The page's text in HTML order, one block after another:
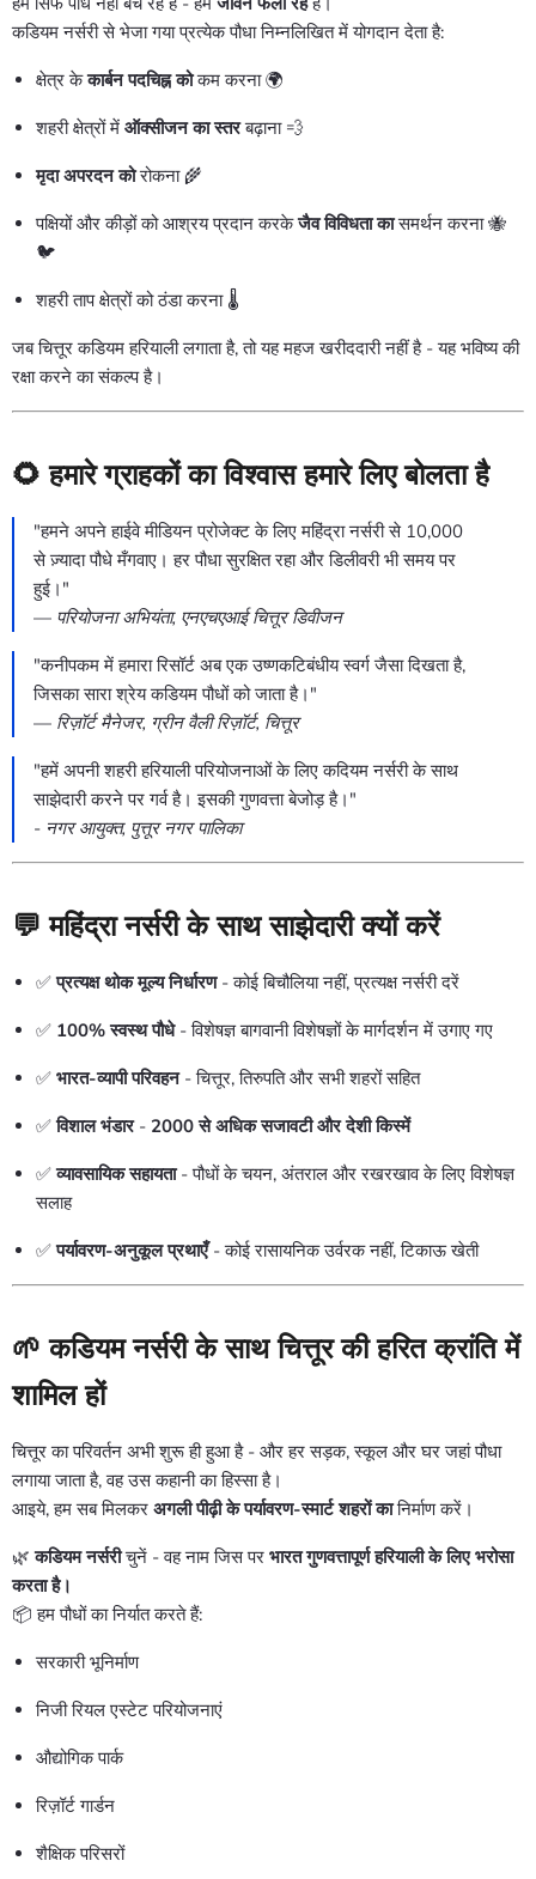
कडियम नर्सरी से भेजा गया प्रत्येक पौधा निम्नलिखित में योगदान देता है:
क्षेत्र केकार्बन पदचिह्न कोकम करना 🌍
शहरी क्षेत्रों में ऑक्सीजन का स्तरबढ़ाना 💨
मृदा अपरदन कोरोकना 🌾
पक्षियों और कीड़ों को आश्रय प्रदान करकेजैव विविधता कासमर्थन करना 🐝
🐦
शहरी ताप क्षेत्रों को ठंडा करना 🌡️
जब चित्तूर कडियम हरियाली लगाता है, तो यह महज खरीददारी नहीं है - यह भविष्य की
रक्षा करने का संकल्प है।
🌻हमारे ग्राहकों का विश्वास हमारे लिए बोलता है
"हमने अपने हाईवे मीडियन प्रोजेक्ट के लिए महिंद्रा नर्सरी से 10,000
से ज़्यादा पौधे मँगवाए। हर पौधा सुरक्षित रहा और डिलीवरी भी समय पर
हुई।"
— परियोजना अभियंता, एनएचएआई चित्तूर डिवीजन
"कनीपकम में हमारा रिसॉर्ट अब एक उष्णकटिबंधीय स्वर्ग जैसा दिखता है,
जिसका सारा श्रेय कडियम पौधों को जाता है।"
— रिज़ॉर्ट मैनेजर, ग्रीन वैली रिज़ॉर्ट, चित्तूर
"हमें अपनी शहरी हरियाली परियोजनाओं के लिए कदियम नर्सरी के साथ
साझेदारी करने पर गर्व है। इसकी गुणवत्ता बेजोड़ है।"
- नगर आयुक्त, पुत्तूर नगर पालिका
💬महिंद्रा नर्सरी के साथ साझेदारी क्यों करें
✅प्रत्यक्ष थोक मूल्य निर्धारण- कोई बिचौलिया नहीं, प्रत्यक्ष नर्सरी दरें
✅ 100% स्वस्थ पौधे- विशेषज्ञ बागवानी विशेषज्ञों के मार्गदर्शन में उगाए गए
✅ भारत-व्यापी परिवहन- चित्तूर, तिरुपति और सभी शहरों सहित
✅विशाल भंडार- 2000 से अधिक सजावटी और देशी किस्में
✅व्यावसायिक सहायता- पौधों के चयन, अंतराल और रखरखाव के लिए विशेषज्ञ
सलाह
✅पर्यावरण-अनुकूल प्रथाएँ- कोई रासायनिक उर्वरक नहीं, टिकाऊ खेती
🌱कडियम नर्सरी के साथ चित्तूर की हरित क्रांति में
शामिल हों
चित्तूर का परिवर्तन अभी शुरू ही हुआ है - और हर सड़क, स्कूल और घर जहां पौधा
लगाया जाता है, वह उस कहानी का हिस्सा है।
आइये, हम सब मिलकर अगली पीढ़ी के पर्यावरण-स्मार्ट शहरों कानिर्माण करें।
🌿कडियम नर्सरीचुनें - वह नाम जिस पर भारत गुणवत्तापूर्ण हरियाली के लिए भरोसा
करता है।
📦 हम पौधों का निर्यात करते हैं:
सरकारी भूनिर्माण
निजी रियल एस्टेट परियोजनाएं
औद्योगिक पार्क
रिज़ॉर्ट गार्डन
शैक्षिक परिसरों